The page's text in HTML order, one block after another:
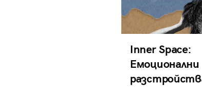
Inner Space:
Емоционални